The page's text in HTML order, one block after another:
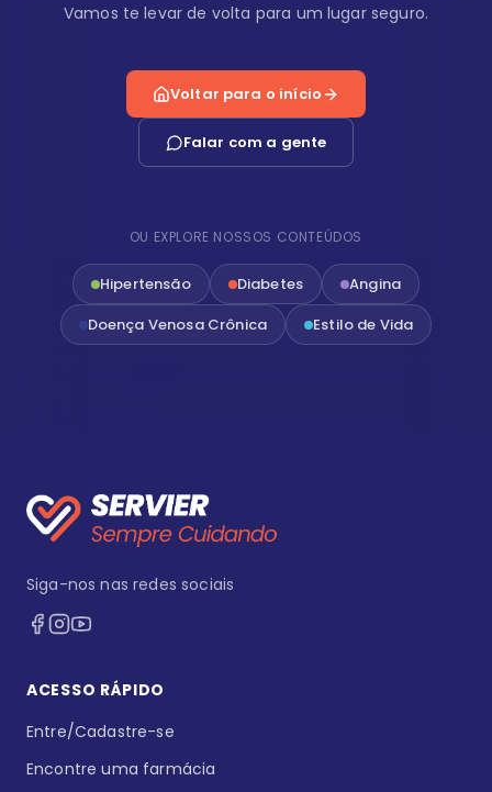
Vamos te levar de volta para um lugar seguro.
Voltar para o início
Falar com a gente
OU EXPLORE NOSSOS CONTEÚDOS
Hipertensão Diabetes
Angina
Doença Venosa Crônica
Estilo de Vida
Siga-nos nas redes sociais
ACESSO RÁPIDO
Entre/Cadastre-se
Encontre uma farmácia